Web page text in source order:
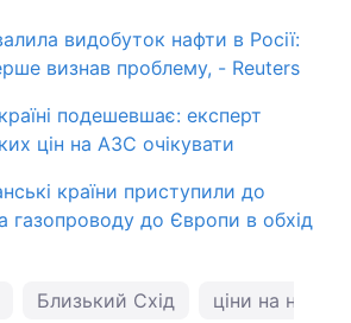
видобуток нафти в Росії:
визнав проблему, - Reuters
подешевшає: експерт
цін на АЗС очікувати
країни приступили до
газопроводу до Європи в обхід
Близький Схід ціни на нафту